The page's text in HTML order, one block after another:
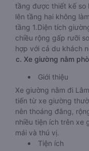
tầng được thiết kế so
lên tầng hai không
tầng 1.Diện tích
chiều rộng gấp rưỡi
hợp với cả du khách
c. Xe giường nằm
Giới thiệu
Xe giường nằm đi
tiến từ xe giường
nên thoáng đãng,
nhiều tiện ích trên xe
mái và thú vị.
Tiện ích